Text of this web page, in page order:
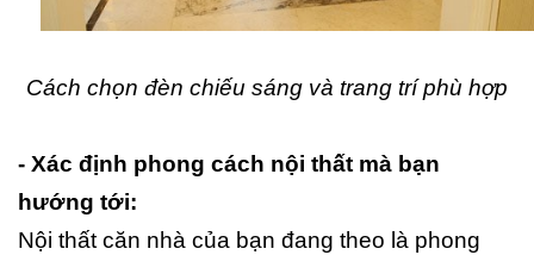
Cách chọn đèn chiếu sáng và trang trí phù hợp
- Xác định phong cách nội thất mà bạn
hướng tới:
Nội thất căn nhà của bạn đang theo là phong